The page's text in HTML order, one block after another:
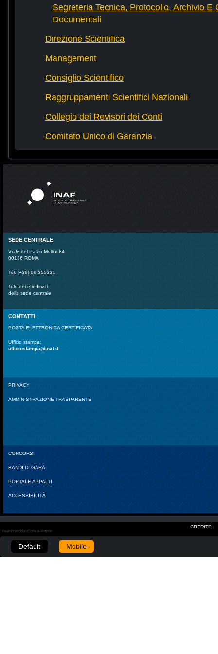
Segreteria Tecnica, Protocollo, Archivio E
Documentali
Direzione Scientifica
Management
Consiglio Scientifico
Raggruppamenti Scientifici Nazionali
Collegio dei Revisori dei Conti
Comitato Unico di Garanzia
SEDE CENTRALE:
Viale del Parco Mellini 84
00136 ROMA
Tel. (+39) 06 355331
Telefoni e indirizzi
della sede centrale
CONTATTI:
POSTA ELETTRONICA CERTIFICATA
Ufficio stampa:
ufficiostampa@inaf.it
PRIVACY
AMMINISTRAZIONE TRASPARENTE
CONCORSI
BANDI DI GARA
PORTALE APPALTI
ACCESSIBILITÀ
CREDITS
Realizzato con Plone & Python
Default Mobile